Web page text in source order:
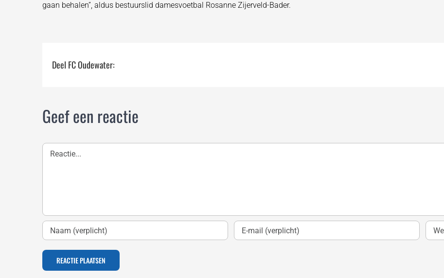
gaan behalen”, aldus bestuurslid damesvoetbal Rosanne Zijerveld-Bader.
Deel FC Oudewater:
Geef een reactie
Reactie